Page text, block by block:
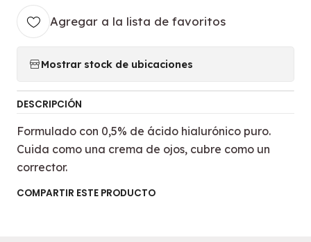
Agregar a la lista de favoritos
Mostrar stock de ubicaciones
DESCRIPCIÓN
Formulado con 0,5% de ácido hialurónico puro.
Cuida como una crema de ojos, cubre como un
corrector.
COMPARTIR ESTE PRODUCTO